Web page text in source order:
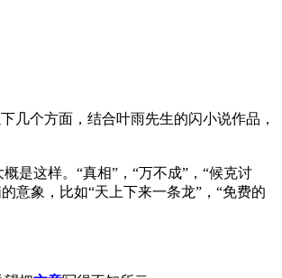
几个方面，结合叶雨先生的闪小说作品，
是这样。“真相”，“万不成”，“候克讨
意象，比如“天上下来一条龙”，“免费的